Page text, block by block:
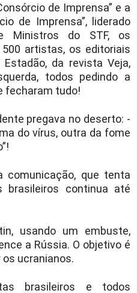
de Imprensa” e a
de Imprensa”, liderado
Ministros do STF, os
artistas, os editoriais
da revista Veja,
todos pedindo a
fecharam tudo!
pregava no deserto: -
do vírus, outra da fome
comunicação, que tenta
brasileiros continua até
usando um embuste,
a Rússia. O objetivo é
ucranianos.
brasileiros e todos